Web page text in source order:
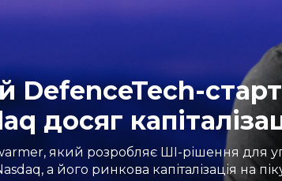
DefenceTech-
досяг
який розробляє ШІ-рішення для
а його ринкова капіталізація на